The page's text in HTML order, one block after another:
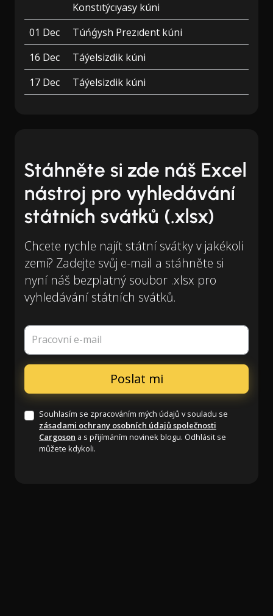
Konstıtýcıyasy kúni
01 Dec
Túńǵysh Prezıdent kúni
16 Dec
Táýelsizdik kúni
17 Dec
Táýelsizdik kúni
Stáhněte si zde náš Excel
nástroj pro vyhledávání
státních svátků (.xlsx)
Chcete rychle najít státní svátky v jakékoli
zemi? Zadejte svůj e-mail a stáhněte si
nyní náš bezplatný soubor .xlsx pro
vyhledávání státních svátků.
Pracovní e-mail
Souhlasím se zpracováním mých údajů v souladu se
zásadami ochrany osobních údajů společnosti
Cargoson a s přijímáním novinek blogu. Odhlásit se
můžete kdykoli.